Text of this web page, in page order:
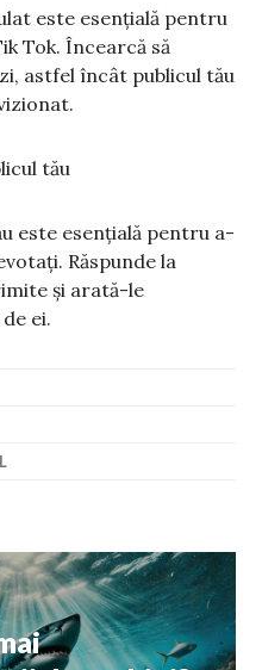
este esențială pentru
Tok. Încearcă să
astfel încât publicul tău
tău
este esențială pentru a-
Răspunde la
și arată-le
ei.